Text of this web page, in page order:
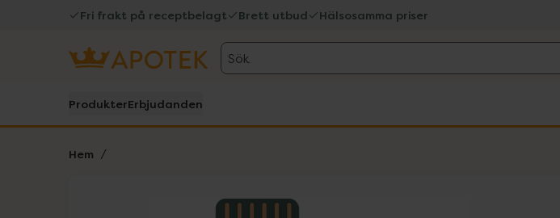
Fri frakt på receptbelagt Brett utbud Hälsosamma priser
Sök
ProdukterErbjudanden
Hem